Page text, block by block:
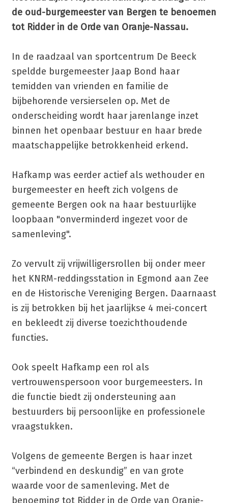
de oud-burgemeester van Bergen te benoemen
tot Ridder in de Orde van Oranje-Nassau.
In de raadzaal van sportcentrum De Beeck
speldde burgemeester Jaap Bond haar
temidden van vrienden en familie de
bijbehorende versierselen op. Met de
onderscheiding wordt haar jarenlange inzet
binnen het openbaar bestuur en haar brede
maatschappelijke betrokkenheid erkend.
Hafkamp was eerder actief als wethouder en
burgemeester en heeft zich volgens de
gemeente Bergen ook na haar bestuurlijke
loopbaan "onverminderd ingezet voor de
samenleving".
Zo vervult zij vrijwilligersrollen bij onder meer
het KNRM-reddingsstation in Egmond aan Zee
en de Historische Vereniging Bergen. Daarnaast
is zij betrokken bij het jaarlijkse 4 mei-concert
en bekleedt zij diverse toezichthoudende
functies.
Ook speelt Hafkamp een rol als
vertrouwenspersoon voor burgemeesters. In
die functie biedt zij ondersteuning aan
bestuurders bij persoonlijke en professionele
vraagstukken.
Volgens de gemeente Bergen is haar inzet
“verbindend en deskundig” en van grote
waarde voor de samenleving. Met de
benoeming tot Ridder in de Orde van Oranje-